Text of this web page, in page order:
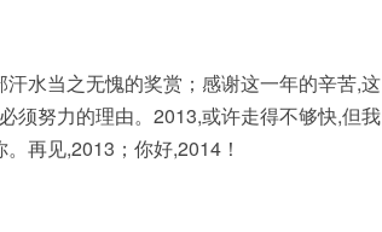
水当之无愧的奖赏；感谢这一年的辛苦,这
须努力的理由。2013,或许走得不够快,但我
再见,2013；你好,2014！